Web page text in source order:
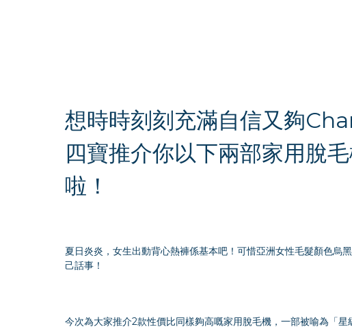
想時時刻刻充滿自信又夠
四寶推介你以下兩部家用脫
啦！
夏日炎炎，女生出動背心熱褲係基本吧！可惜亞洲女性毛髮顏色烏
己話事！
今次為大家推介2款性價比同樣夠高嘅家用脫毛機，一部被喻為「